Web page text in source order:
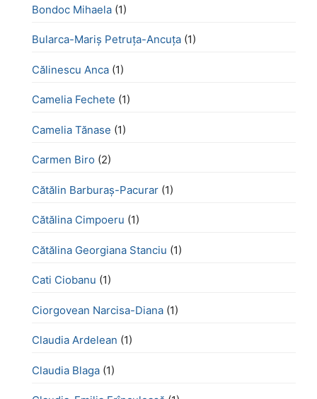
Bondoc Mihaela (1)
Bularca-Mariș Petruța-Ancuța (1)
Călinescu Anca (1)
Camelia Fechete (1)
Camelia Tănase (1)
Carmen Biro (2)
Cătălin Barburaș-Pacurar (1)
Cătălina Cimpoeru (1)
Cătălina Georgiana Stanciu (1)
Cati Ciobanu (1)
Ciorgovean Narcisa-Diana (1)
Claudia Ardelean (1)
Claudia Blaga (1)